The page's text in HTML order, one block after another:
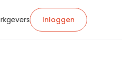
Inloggen